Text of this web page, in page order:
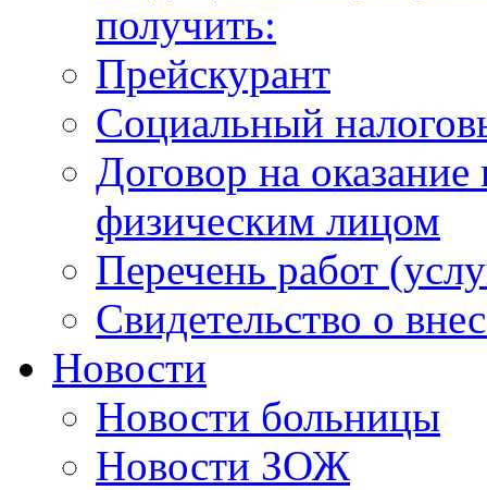
получить:
Прейскурант
Социальный
Договор на
физическим лицом
Перечень работ
Свидетельство о
Новости
Новости больницы
Новости ЗОЖ